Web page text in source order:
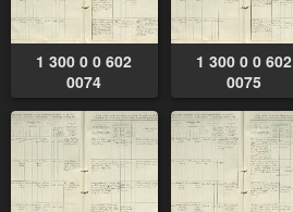
1 300 0 0 602
0074
1 300 0 0 602
0075